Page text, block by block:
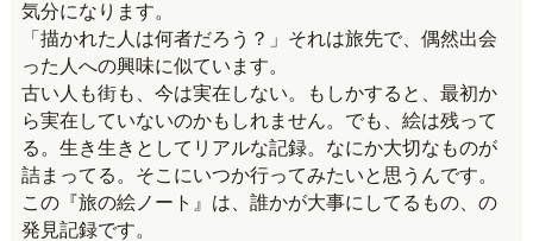
気分になります。
「描かれた人は何者だろう？」それは旅先で、偶然出会
った人への興味に似ています。
古い人も街も、今は実在しない。もしかすると、最初か
ら実在していないのかもしれません。でも、絵は残って
る。生き生きとしてリアルな記録。なにか大切なものが
詰まってる。そこにいつか行ってみたいと思うんです。
この『旅の絵ノート』は、誰かが大事にしてるもの、の
発見記録です。